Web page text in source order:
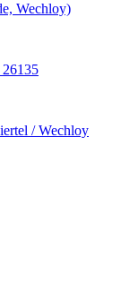
Wechloy)
/ Wechloy